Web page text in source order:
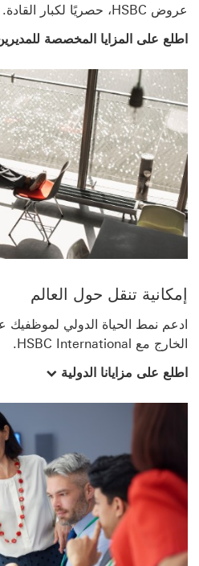
عروض HSBC، حصريًا لكبار القادة.
اطلع على المزايا المخصصة للمديرين
إمكانية تنقل حول العالم
ادعم نمط الحياة الدولي لموظفيك
الخارج مع HSBC International.
اطلع على مزايانا الدولية